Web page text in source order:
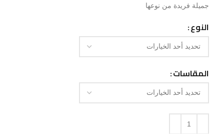
جميلة فريدة من نوعها
النوع
المقاسات